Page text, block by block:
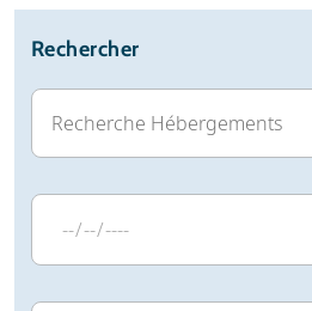
Avis
Rechercher